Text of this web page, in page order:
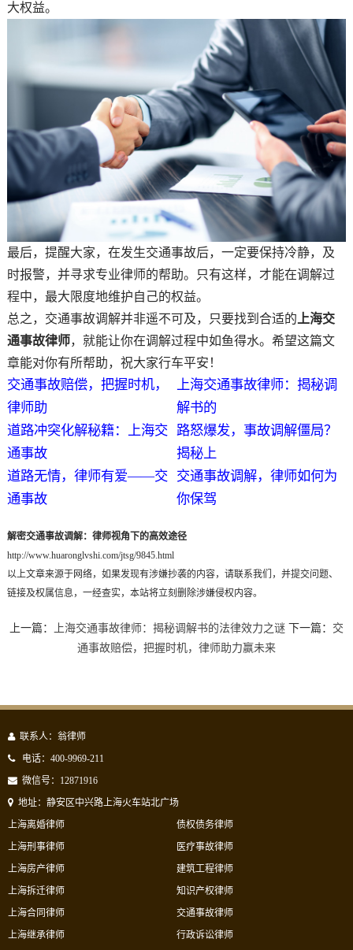
大权益。
最后，提醒大家，在发生交通事故后，一定要保持冷静，及
时报警，并寻求专业律师的帮助。只有这样，才能在调解过
程中，最大限度地维护自己的权益。
总之，交通事故调解并非遥不可及，只要找到合适的上海交
通事故律师，就能让你在调解过程中如鱼得水。希望这篇文
章能对你有所帮助，祝大家行车平安！
交通事故赔偿，把握时机，
律师助
上海交通事故律师：揭秘调
解书的
道路冲突化解秘籍：上海交
通事故
路怒爆发，事故调解僵局？
揭秘上
道路无情，律师有爱——交
通事故
交通事故调解，律师如何为
你保驾
解密交通事故调解：律师视角下的高效途径
http://www.huaronglvshi.com/jtsg/9845.html
以上文章来源于网络，如果发现有涉嫌抄袭的内容，请联系我们，并提交问题、
链接及权属信息，一经查实，本站将立刻删除涉嫌侵权内容。
上一篇： 上海交通事故律师：揭秘调解书的法律效力之谜 下一篇： 交
通事故赔偿，把握时机，律师助力赢未来
联系人：翁律师
电话：400-9969-211
微信号：12871916
地址：静安区中兴路上海火车站北广场
上海离婚律师
上海刑事律师
上海房产律师
上海拆迁律师
债权债务律师
医疗事故律师
建筑工程律师
知识产权律师
上海合同律师
上海继承律师
交通事故律师
行政诉讼律师